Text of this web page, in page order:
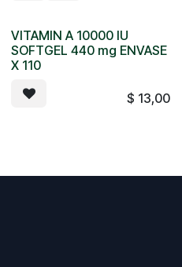
VITAMIN A 10000 IU
SOFTGEL 440 mg ENVASE
X 110
$ 13,00